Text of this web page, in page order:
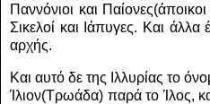
Παννόνιοι και
Σικελοί και Ιάπυγες. Και άλλα
αρχής.
Και αυτό δε της Ιλλυρίας το
Ίλιον(Τρωάδα) παρά το Ίλος,